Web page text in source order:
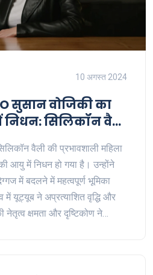
10 अगस्त 2024
सुसान वोजिकी का
सिलिकॉन वैली
की कहानी
वैली की प्रभावशाली महिला
आयु में निधन हो गया है। उन्होंने
में बदलने में महत्वपूर्ण भूमिका
में यूट्यूब ने अप्रत्याशित वृद्धि और
क्षमता और दृष्टिकोण ने